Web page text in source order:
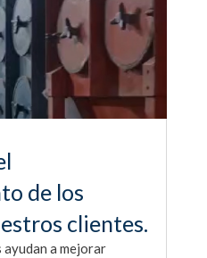
de los
clientes.
ayudan a mejorar